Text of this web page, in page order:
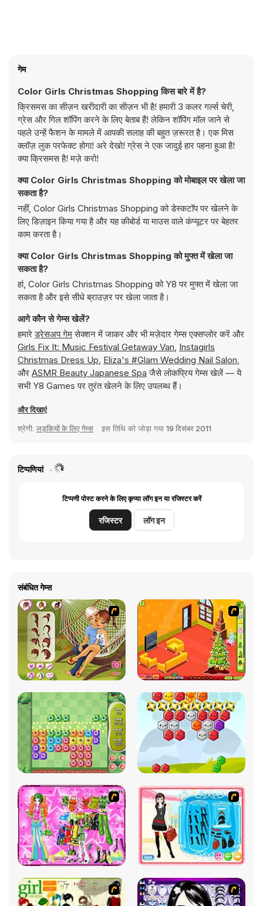
गेम
Color Girls Christmas Shopping किस बारे में है?
क्रिसमस का सीज़न खरीदारी का सीज़न भी है! हमारी 3 कलर गर्ल्स चेरी,
ग्रेस और गिल शॉपिंग करने के लिए बेताब हैं! लेकिन शॉपिंग मॉल जाने से
पहले उन्हें फैशन के मामले में आपकी सलाह की बहुत ज़रूरत है। एक मिस
क्लॉज़ लुक परफेक्ट होगा! अरे देखो! ग्रेस ने एक जादुई हार पहना हुआ है!
क्या क्रिसमस है! मज़े करो!
क्या Color Girls Christmas Shopping को मोबाइल पर खेला जा
सकता है?
नहीं, Color Girls Christmas Shopping को डेस्कटॉप पर खेलने के
लिए डिज़ाइन किया गया है और यह कीबोर्ड या माउस वाले कंप्यूटर पर बेहतर
काम करता है।
क्या Color Girls Christmas Shopping को मुफ्त में खेला जा
सकता है?
हां, Color Girls Christmas Shopping को Y8 पर मुफ्त में खेला जा
सकता है और इसे सीधे ब्राउज़र पर खेला जाता है।
आगे कौन से गेम्स खेलें?
हमारेड्रेसअप गेमसेक्शन में जाकर और भी मज़ेदार गेम्स एक्सप्लोर करें और
Girls Fix It: Music Festival Getaway Van, Instagirls
Christmas Dress Up, Eliza's #Glam Wedding Nail Salon,
और ASMR Beauty Japanese Spa जैसे लोकप्रिय गेम्स खेलें — ये
सभी Y8 Games पर तुरंत खेलने के लिए उपलब्ध हैं।
और दिखाएं
श्रेणी: लड़कियों के लिए गेम्स इस तिथि को जोड़ा गया 19 दिसंबर 2011
टिप्पणियां
टिप्पणी पोस्ट करने के लिए कृप्या लॉग इन या रजिस्टर करें
रजिस्टर लॉग इन
संबंधित गेम्स